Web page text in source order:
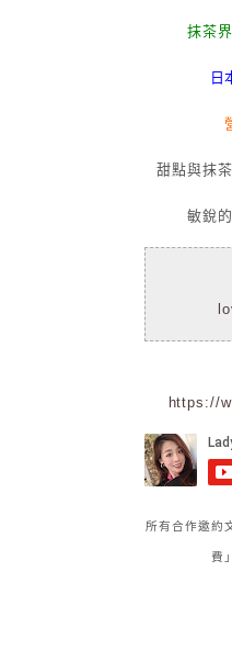
抹茶
日
甜點與抹
敏銳
https://
所有合作邀約
費